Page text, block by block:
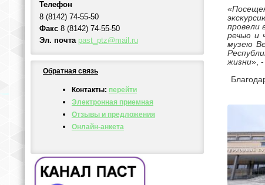
Телефон
8 (8142) 74-55-50
Факс 8 (8142) 74-55-50
Эл. почта past_ptz@mail.ru
Обратная связь
Контакты: перейти
Электронная приемная
Отзывы и предложения
Онлайн-анкета
«
провели
речью и
музею
жизни», -